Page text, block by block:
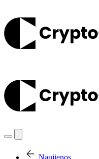
Naujienos